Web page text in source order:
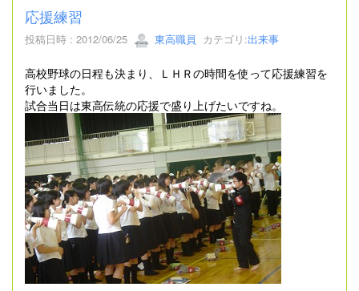
応援練習
投稿日時 : 2012/06/25 東高職員 カテゴリ:出来事
高校野球の日程も決まり、ＬＨＲの時間を使って応援練習を
行いました。
試合当日は東高伝統の応援で盛り上げたいですね。